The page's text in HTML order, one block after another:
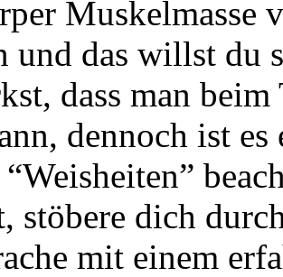
Muskelmasse
und das willst du
dass man
dennoch ist
stöbere dich
mit einem